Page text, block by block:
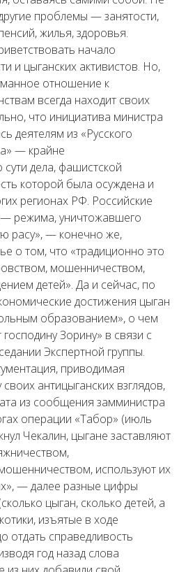
проблемы — занятости,
жилья, здоровья.
начало
и цыганских активистов. Но,
отношение к
всегда находит своих
что инициатива министра
деятелям из «Русского
— крайне
дела, фашистской
которой была осуждена и
регионах РФ. Российские
— режима, уничтожавшего
расу», — конечно же,
о том, что «традиционно это
мошенничеством,
детей». Да и сейчас, по
достижения цыган
образованием», о чем
Зорину» в связи с
Экспертной группы.
приводимая
антицыганских взглядов,
из сообщения замминистра
операции «Табор» (июль
Чекалин, цыгане заставляют
используют их
— далее разные цифры
цыган, сколько детей, а
изъятые в ходе
отдать справедливость
год назад слова